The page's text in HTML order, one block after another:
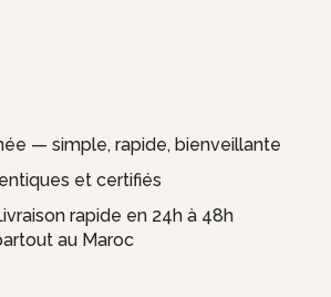
— simple, rapide, bienveillante
et certifiés
rapide en 24h à 48h
au Maroc